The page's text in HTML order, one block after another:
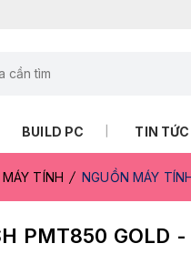
BUILD PC TIN TỨC
TÍNH NGUỒN MÁY
PMT850 GOLD